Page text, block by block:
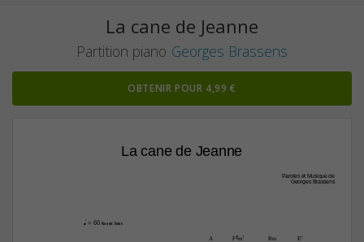
La cane de Jeanne
Partition piano Georges Brassens
OBTENIR POUR 4,99 €
Paroles et Musique de
Georges Brassens
La cane de Jeanne
A F#m7 Bm E7
q = 60 Assez lent